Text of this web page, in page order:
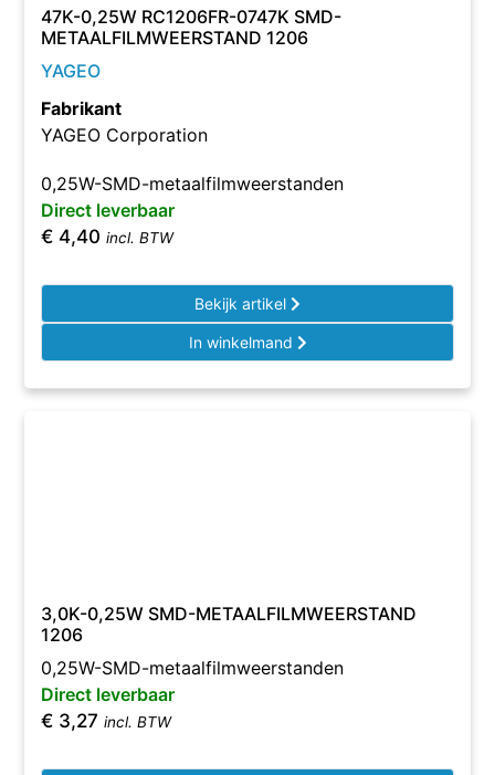
47K-0,25W RC1206FR-0747K SMD-
METAALFILMWEERSTAND 1206
YAGEO
Fabrikant
YAGEO Corporation
0,25W-SMD-metaalfilmweerstanden
Direct leverbaar
€ 4,40 incl. BTW
Bekijk artikel
In winkelmand
3,0K-0,25W SMD-METAALFILMWEERSTAND
1206
0,25W-SMD-metaalfilmweerstanden
Direct leverbaar
€ 3,27 incl. BTW